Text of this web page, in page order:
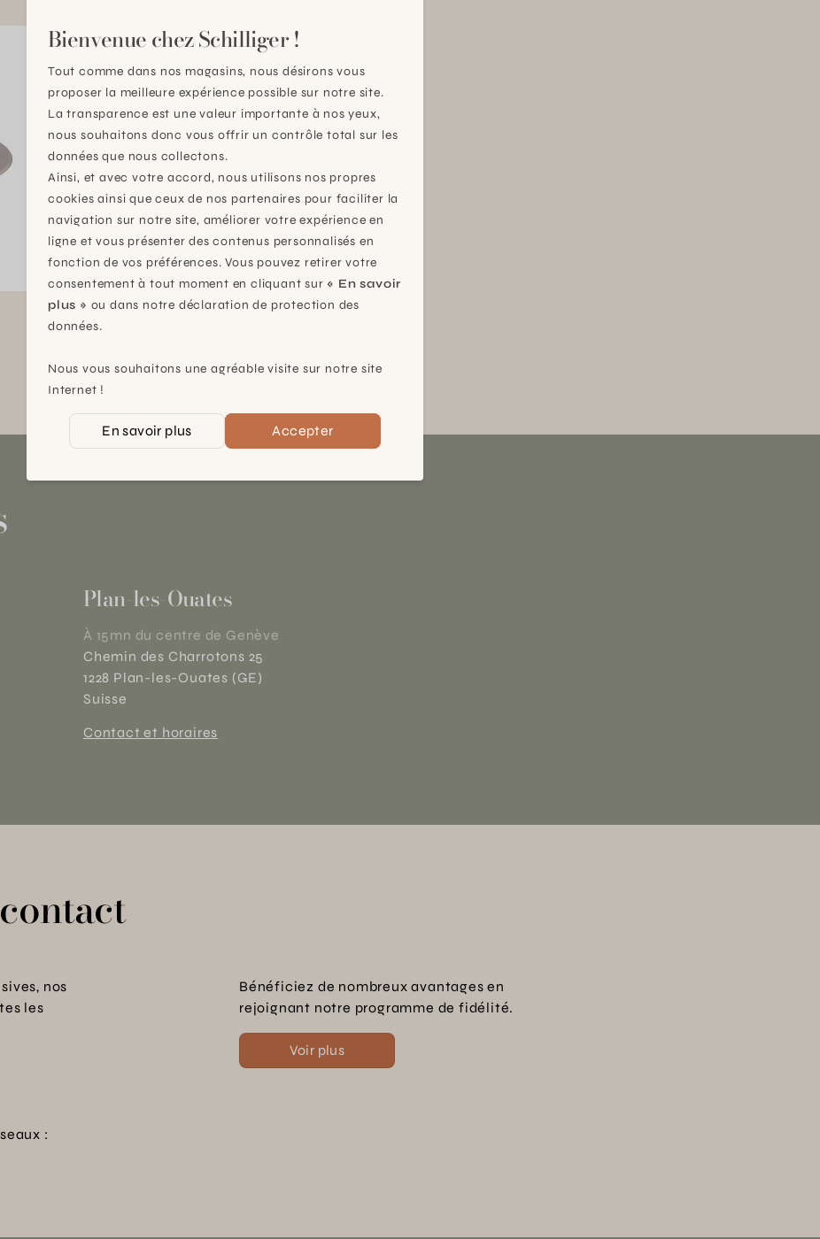
Plan-les-Ouates
À 15mn du centre de Genève
Chemin des Charrotons 25
1228 Plan-les-Ouates (GE)
Suisse
Contact et horaires
nos
les
Bénéficiez de nombreux avantages en
rejoignant notre programme de fidélité.
Voir plus
:
Bienvenue chez Schilliger !
Tout comme dans nos magasins, nous désirons vous
proposer la meilleure expérience possible sur notre site.
La transparence est une valeur importante à nos yeux,
nous souhaitons donc vous offrir un contrôle total sur les
données que nous collectons.
Ainsi, et avec votre accord, nous utilisons nos propres
cookies ainsi que ceux de nos partenaires pour faciliter la
navigation sur notre site, améliorer votre expérience en
ligne et vous présenter des contenus personnalisés en
fonction de vos préférences. Vous pouvez retirer votre
consentement à tout moment en cliquant sur « En savoir
plus » ou dans notre déclaration de protection des
données.
Nous vous souhaitons une agréable visite sur notre site
Internet !
En savoir plus Accepter